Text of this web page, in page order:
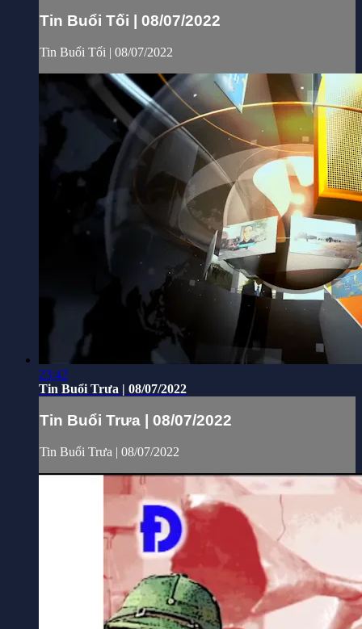
Tin Buổi Tối | 08/07/2022
Tin Buổi Tối | 08/07/2022
23:42
Tin Buổi Trưa | 08/07/2022
Tin Buổi Trưa | 08/07/2022
Tin Buổi Trưa | 08/07/2022